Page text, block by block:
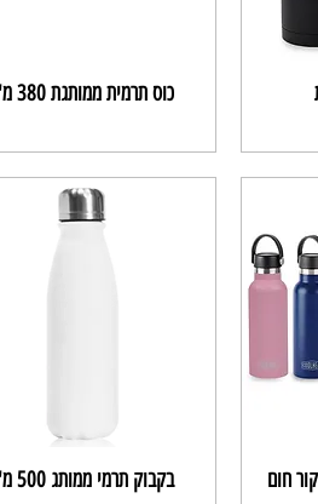
כוס תרמית ממותגת 380 מ"ל
חום
בקבוק תרמי ממותג 500 מ"ל